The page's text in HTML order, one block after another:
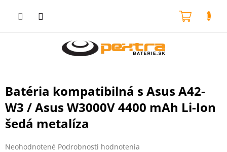
Batéria kompatibilná s Asus A42-
W3 / Asus W3000V 4400 mAh Li-Ion
šedá metalíza
Priemerné
Neohodnotené Podrobnosti hodnotenia